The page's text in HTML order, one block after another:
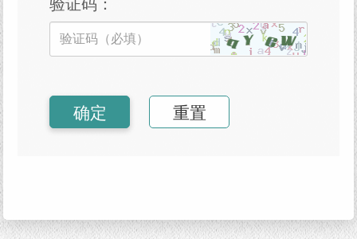
验证码：
确定 重置